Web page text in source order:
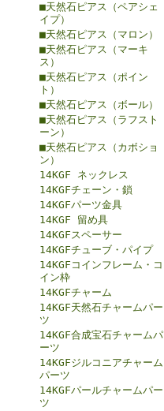
■天然石ピアス（ペアシェ
イプ）
■天然石ピアス（マロン）
■天然石ピアス（マーキ
ス）
■天然石ピアス（ポイン
ト）
■天然石ピアス（ボール）
■天然石ピアス（ラフスト
ーン）
■天然石ピアス（カボショ
ン）
14KGF ネックレス
14KGFチェーン・鎖
14KGFパーツ金具
14KGF 留め具
14KGFスペーサー
14KGFチューブ・パイプ
14KGFコインフレーム・コ
イン枠
14KGFチャーム
14KGF天然石チャームパー
ツ
14KGF合成宝石チャームパ
ーツ
14KGFジルコニアチャーム
パーツ
14KGFパールチャームパー
ツ